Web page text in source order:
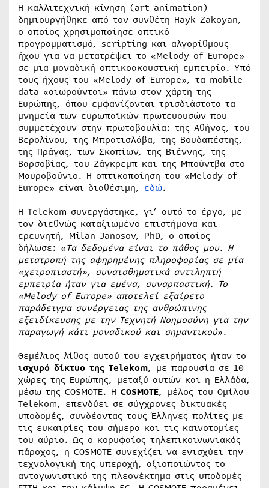
Η καλλιτεχνική κίνηση (art animation)
δημιουργήθηκε από τον συνθέτη Hayk Zakoyan,
ο οποίος χρησιμοποίησε οπτικό
προγραμματισμό, scripting και αλγορίθμους
ήχου για να μετατρέψει το «Melody of Europe»
σε μια μοναδική οπτικοακουστική εμπειρία. Υπό
τους ήχους του «Melody of Europe», τα mobile
data «αιωρούνται» πάνω στον χάρτη της
Ευρώπης, όπου εμφανίζονται τρισδιάστατα τα
μνημεία των ευρωπαϊκών πρωτευουσών που
συμμετέχουν στην πρωτοβουλία: της Αθήνας, του
Βερολίνου, της Μπρατισλάβα, της Βουδαπέστης,
της Πράγας, των Σκοπίων, της Βιέννης, της
Βαρσοβίας, του Ζάγκρεμπ και της Μπούντβα στο
Μαυροβούνιο. Η οπτικοποίηση του «Melody of
Europe» είναι διαθέσιμη, εδώ.
Η Telekom συνεργάστηκε, γι’ αυτό το έργο, με
τον διεθνώς καταξιωμένο επιστήμονα και
ερευνητή, Milan Janosov, PhD, ο οποίος
δήλωσε: «Τα δεδομένα είναι το πάθος μου. Η
μετατροπή της αφηρημένης πληροφορίας σε μία
«χειροπιαστή», συναισθηματικά αντιληπτή
εμπειρία ήταν για εμένα, συναρπαστική. Το
«Melody of Europe» αποτελεί εξαίρετο
παράδειγμα συνέργειας της ανθρώπινης
εξειδίκευσης με την Τεχνητή Νοημοσύνη για την
παραγωγή κάτι μοναδικού και σημαντικού».
Θεμέλιος λίθος αυτού του εγχειρήματος ήταν το
ισχυρό δίκτυο της Telekom, με παρουσία σε 10
χώρες της Ευρώπης, μεταξύ αυτών και η Ελλάδα,
μέσω της COSMOTE. Η COSMOTE, μέλος του Ομίλου
Telekom, επενδύει σε σύγχρονες δικτυακές
υποδομές, συνδέοντας τους Έλληνες πολίτες με
τις ευκαιρίες του σήμερα και τις καινοτομίες
του αύριο. Ως ο κορυφαίος τηλεπικοινωνιακός
πάροχος, η COSMOTE συνεχίζει να ενισχύει την
τεχνολογική της υπεροχή, αξιοποιώντας το
ανταγωνιστικό της πλεονέκτημα στις υποδομές